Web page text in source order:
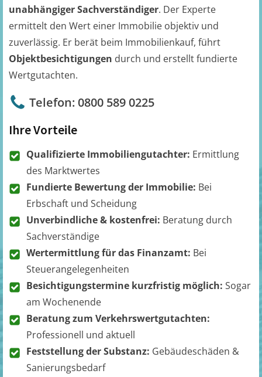
unabhängiger Sachverständiger. Der Experte
ermittelt den Wert einer Immobilie objektiv und
zuverlässig. Er berät beim Immobilienkauf, führt
Objektbesichtigungen durch und erstellt fundierte
Wertgutachten.
Telefon: 0800 589 0225
Ihre Vorteile
Qualifizierte Immobiliengutachter: Ermittlung
des Marktwertes
Fundierte Bewertung der Immobilie: Bei
Erbschaft und Scheidung
Unverbindliche & kostenfrei: Beratung durch
Sachverständige
Wertermittlung für das Finanzamt: Bei
Steuerangelegenheiten
Besichtigungstermine kurzfristig möglich: Sogar
am Wochenende
Beratung zum Verkehrswertgutachten:
Professionell und aktuell
Feststellung der Substanz: Gebäudeschäden &
Sanierungsbedarf